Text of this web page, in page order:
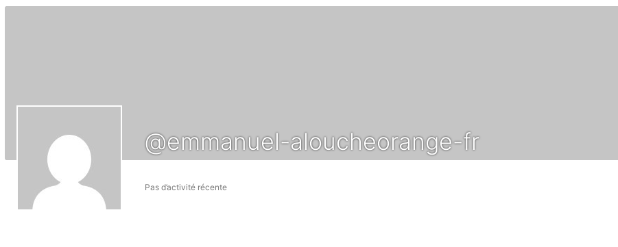
@emmanuel-aloucheorange-fr
Pas d’activité récente